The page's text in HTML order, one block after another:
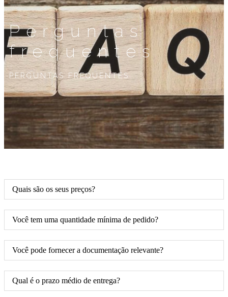
Perguntas
frequentes
PERGUNTAS FREQUENTES
Quais são os seus preços?
Você tem uma quantidade mínima de pedido?
Você pode fornecer a documentação relevante?
Qual é o prazo médio de entrega?